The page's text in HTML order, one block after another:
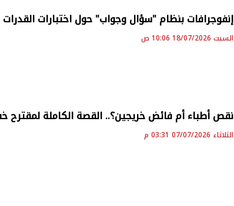
إنفوجرافات بنظام "سؤال وجواب" حول اختبارات القدرات
السبت 18/07/2026 10:06 ص
نقص أطباء أم فائض خريجين؟.. القصة الكاملة لمقترح
الثلاثاء 07/07/2026 03:31 م